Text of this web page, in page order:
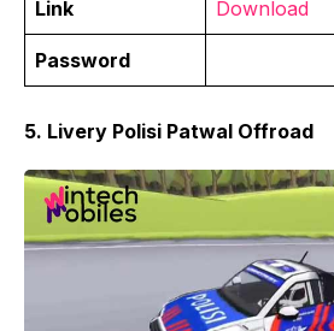
Link Download
Password
5. Livery Polisi Patwal Offroad